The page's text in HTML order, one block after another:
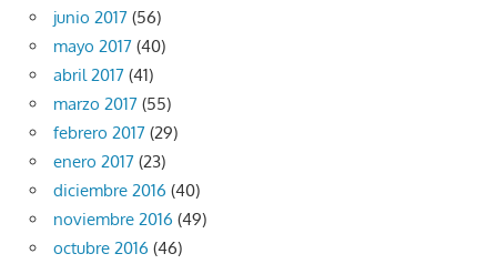
junio 2017 (56)
mayo 2017 (40)
abril 2017 (41)
marzo 2017 (55)
febrero 2017 (29)
enero 2017 (23)
diciembre 2016 (40)
noviembre 2016 (49)
octubre 2016 (46)